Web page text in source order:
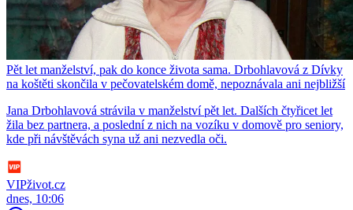
Pět let manželství, pak do konce života sama. Drbohlavová z Dívky
na koštěti skončila v pečovatelském domě, nepoznávala ani nejbližší
Jana Drbohlavová strávila v manželství pět let. Dalších čtyřicet let
žila bez partnera, a poslední z nich na vozíku v domově pro seniory,
kde při návštěvách syna už ani nezvedla oči.
VIPživot.cz
dnes, 10:06